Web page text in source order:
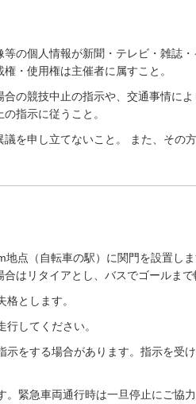
の個人情報が新聞・テレビ・雑誌
・使用権は主催者に属すこと。
の競技中止の指示や、交通事情に
指示に従うこと。
を申し立てないこと。 また、その
点（自転車の駅）に関門を設置し
はリタイアとし、バスでゴールまで
とします。
してください。
をする場合があります。指示を受
緊急車両通行時は一旦停止にご協力